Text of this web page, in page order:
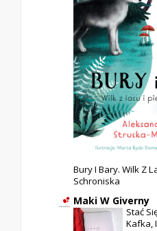
Bury I Bary. Wilk Z
Schroniska
Maki W Giverny
Stać
Kafka,